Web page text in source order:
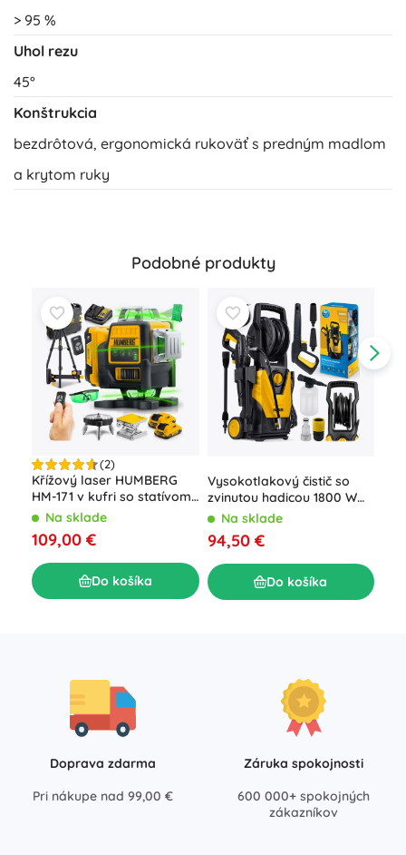
> 95 %
Uhol rezu
45°
Konštrukcia
bezdrôtová, ergonomická rukoväť s predným madlom
a krytom ruky
Podobné produkty
(2)
Křížový laser HUMBERG
HM-171 v kufri so statívom,
4D 16 línií, zelený lúč
Na sklade
109,00 €
Do košíka
Vysokotlakový čistič so
zvinutou hadicou 1800 W
Humberg HM-300, 230
Na sklade
94,50 €
Do košíka
Doprava zdarma
Pri nákupe nad 99,00 €
Záruka spokojnosti
600 000+ spokojných
zákazníkov